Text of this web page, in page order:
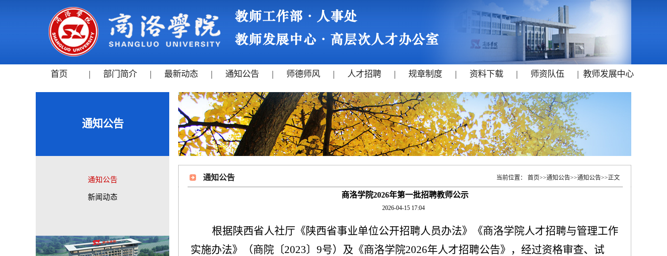
首页 | 部门简介 | 最新动态 | 通知公告 | 师德师风 | 人才招聘 | 规章制度 | 资料下载 | 师资队伍 | 教师发展中心
通知公告
通知公告
新闻动态
通知公告 当前位置： 首页>>通知公告>>通知公告>>正文
商洛学院2026年第一批招聘教师公示
2026-04-15 17:04
根据陕西省人社厅《陕西省事业单位公开招聘人员办法》《商洛学院人才招聘与管理工作
实施办法》（商院〔2023〕 9号）及《商洛学院2026年人才招聘公告》，经过资格审查、试